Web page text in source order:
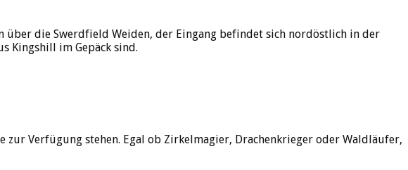
über die Swerdfield Weiden, der Eingang befindet sich nordöstlich in der
Kingshill im Gepäck sind.
zur Verfügung stehen. Egal ob Zirkelmagier, Drachenkrieger oder Waldläufer,